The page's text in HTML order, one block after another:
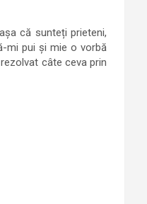
că sunteți prieteni,
mi pui și mie o vorbă
câte ceva prin